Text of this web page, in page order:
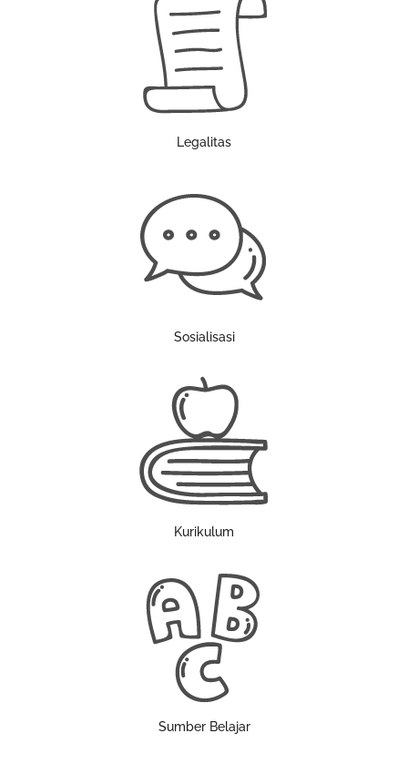
Legalitas
Sosialisasi
Kurikulum
Sumber Belajar